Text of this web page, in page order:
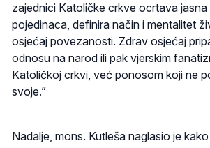
zajednici Katoličke crkve ocrtava
pojedinaca, definira način i mentalitet
osjećaj povezanosti. Zdrav osjećaj
odnosu na narod ili pak vjerskim
Katoličkoj crkvi, već ponosom koji ne
svoje.”
Nadalje, mons. Kutleša naglasio je